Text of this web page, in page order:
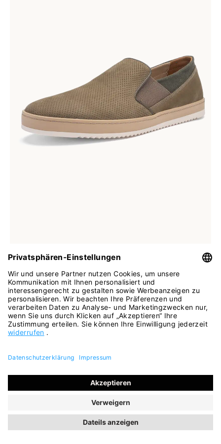
Slipper Niko cashmere salvia
83,95 €
119,95 €ehem. UVP (30% gespart)
INKL. MWST.
SALE